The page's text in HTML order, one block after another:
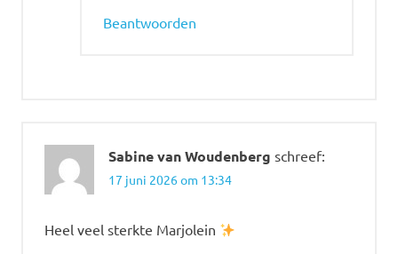
Beantwoorden
Sabine van Woudenberg schreef:
17 juni 2026 om 13:34
Heel veel sterkte Marjolein